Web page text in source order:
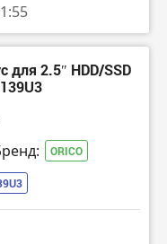
для 2.5″ HDD/SSD
ORICO